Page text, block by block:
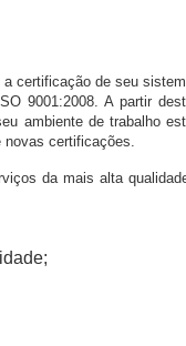
certificação de seu
9001:2008. A partir
ambiente de trabalho
novas certificações.
da mais alta